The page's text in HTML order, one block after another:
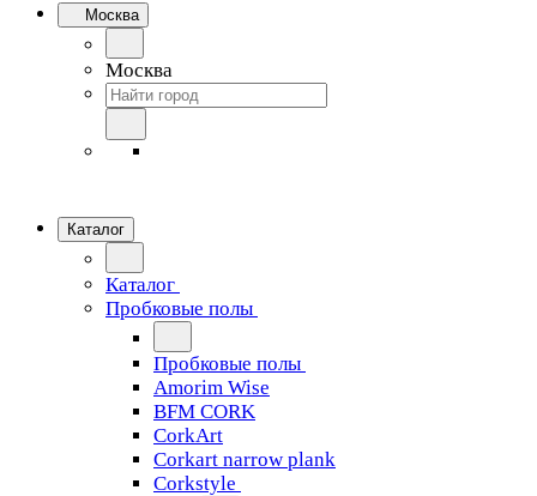
Москва
Москва
Каталог
Каталог
Пробковые полы
Пробковые полы
Amorim Wise
BFM CORK
CorkArt
Corkart narrow plank
Corkstyle